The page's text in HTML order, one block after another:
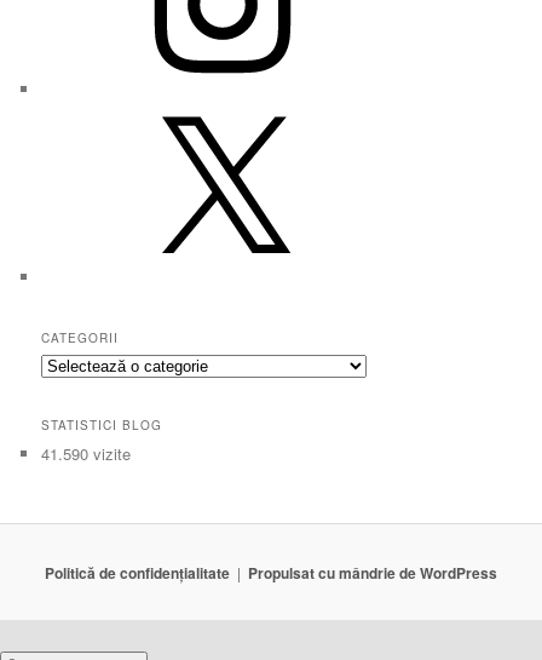
CATEGORII
Categorii
STATISTICI BLOG
41.590 vizite
Politică de confidențialitate Propulsat cu mândrie de WordPress